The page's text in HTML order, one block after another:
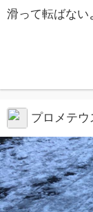
滑って転ばない
プロメテウ